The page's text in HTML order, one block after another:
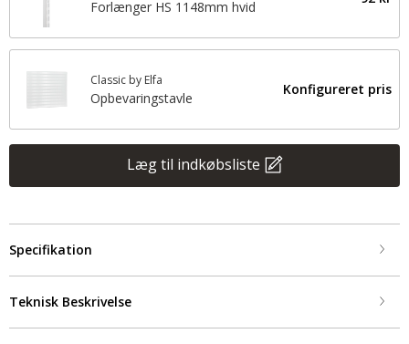
Forlænger HS 1148mm hvid
Classic by Elfa
Opbevaringstavle
Konfigureret pris
Læg til indkøbsliste
Specifikation
Teknisk Beskrivelse